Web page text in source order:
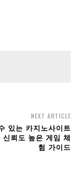
NEXT ARTICLE
있는 카지노사이트
신뢰도 높은 게임 체
험 가이드